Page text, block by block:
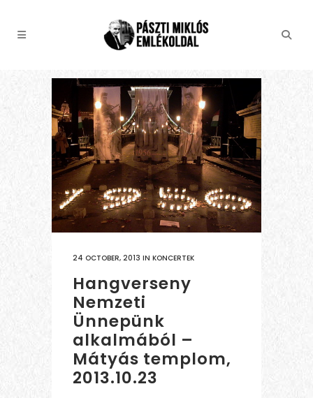
24 OCTOBER, 2013 IN KONCERTEK
Hangverseny
Nemzeti
Ünnepünk
alkalmából –
Mátyás templom,
2013.10.23